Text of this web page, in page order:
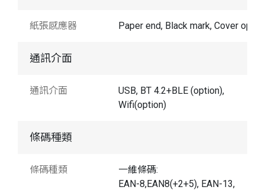
紙張感應器 Paper end, Black mark, Cover open
通訊介面
通訊介面
USB, BT 4.2+BLE (option),
Wifi(option)
條碼種類
條碼種類
一維條碼:
EAN-8,EAN8(+2+5), EAN-13,